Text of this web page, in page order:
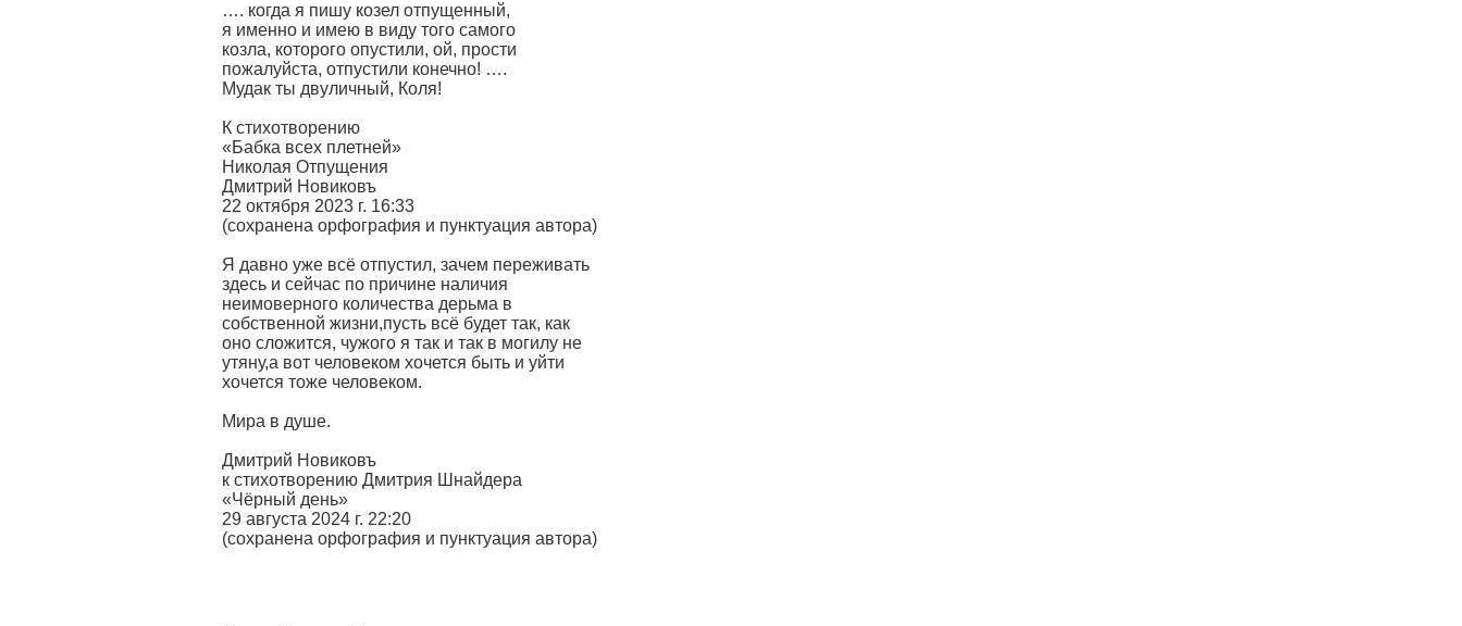
…. когда я пишу козел отпущенный,
я именно и имею в виду того самого
козла, которого опустили, ой, прости
пожалуйста, отпустили конечно! ….
Мудак ты двуличный, Коля!
К стихотворению
«Бабка всех плетней»
Николая Отпущения
Дмитрий Новиковъ
22 октября 2023 г. 16:33
(сохранена орфография и пунктуация автора)
Я давно уже всё отпустил, зачем переживать
здесь и сейчас по причине наличия
неимоверного количества дерьма в
собственной жизни,пусть всё будет так, как
оно сложится, чужого я так и так в могилу не
утяну,а вот человеком хочется быть и уйти
хочется тоже человеком.
Мира в душе.
Дмитрий Новиковъ
к стихотворению Дмитрия Шнайдера
«Чёрный день»
29 августа 2024 г. 22:20
(сохранена орфография и пунктуация автора)